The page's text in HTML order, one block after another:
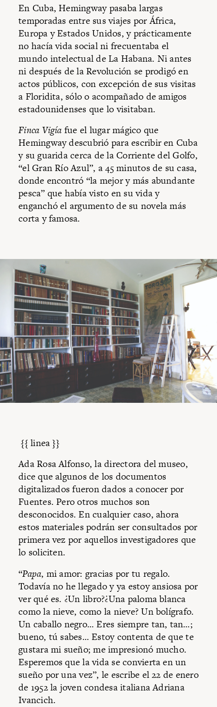
En Cuba, Hemingway pasaba largas
temporadas entre sus viajes por África,
Europa y Estados Unidos, y prácticamente
no hacía vida social ni frecuentaba el
mundo intelectual de La Habana. Ni antes
ni después de la Revolución se prodigó en
actos públicos, con excepción de sus visitas
a Floridita, sólo o acompañado de amigos
estadounidenses que lo visitaban.
Finca Vigía fue el lugar mágico que
Hemingway descubrió para escribir en Cuba
y su guarida cerca de la Corriente del Golfo,
“el Gran Río Azul”, a 45 minutos de su casa,
donde encontró “la mejor y más abundante
pesca” que había visto en su vida y
enganchó el argumento de su novela más
corta y famosa.
{{ linea }}
Ada Rosa Alfonso, la directora del museo,
dice que algunos de los documentos
digitalizados fueron dados a conocer por
Fuentes. Pero otros muchos son
desconocidos. En cualquier caso, ahora
estos materiales podrán ser consultados por
primera vez por aquellos investigadores que
lo soliciten.
“Papa, mi amor: gracias por tu regalo.
Todavía no he llegado y ya estoy ansiosa por
ver qué es. ¿Un libro?¿Una paloma blanca
como la nieve, como la nieve? Un bolígrafo.
Un caballo negro… Eres siempre tan, tan…;
bueno, tú sabes… Estoy contenta de que te
gustara mi sueño; me impresionó mucho.
Esperemos que la vida se convierta en un
sueño por una vez”, le escribe el 22 de enero
de 1952 la joven condesa italiana Adriana
Ivancich.